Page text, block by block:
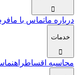
درباره ماتماس با ما
خدمات
محاسبه اقساطراهنما